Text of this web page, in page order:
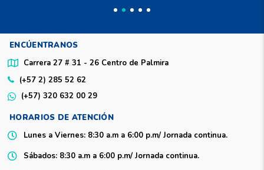
ENCÚENTRANOS
Carrera 27 # 31 - 26 Centro de Palmira
(+57 2) 285 52 62
(+57) 320 632 00 29
HORARIOS DE ATENCIÓN
Lunes a Viernes: 8:30 a.m a 6:00 p.m/ Jornada continua.
Sábados: 8:30 a.m a 6:00 p.m/ Jornada continua.